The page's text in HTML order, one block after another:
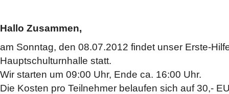
Hallo Zusammen,
am Sonntag, den 08.07.2012 findet unser Erste-
Hauptschulturnhalle statt.
Wir starten um 09:00 Uhr, Ende ca. 16:00 Uhr.
Die Kosten pro Teilnehmer belaufen sich auf 30,-